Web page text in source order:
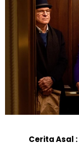
Cerita Asal